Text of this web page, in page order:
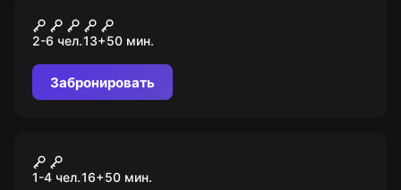
Киберпанк
2-6 чел.13+50 мин.
Забронировать
Дом страха
1-4 чел.16+50 мин.